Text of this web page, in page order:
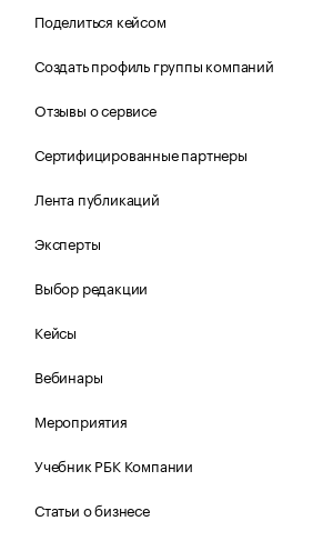
Поделиться кейсом
Создать профиль группы компаний
Отзывы о сервисе
Сертифицированные партнеры
Лента публикаций
Эксперты
Выбор редакции
Кейсы
Вебинары
Мероприятия
Учебник РБК Компании
Статьи о бизнесе